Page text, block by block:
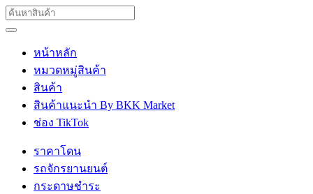
หน้าหลัก
หมวดหมู่สินค้า
สินค้า
สินค้าแนะนำ By BKK Market
ช่อง TikTok
ราคาโดน
รถจักรยานยนต์
กระดาษชำระ